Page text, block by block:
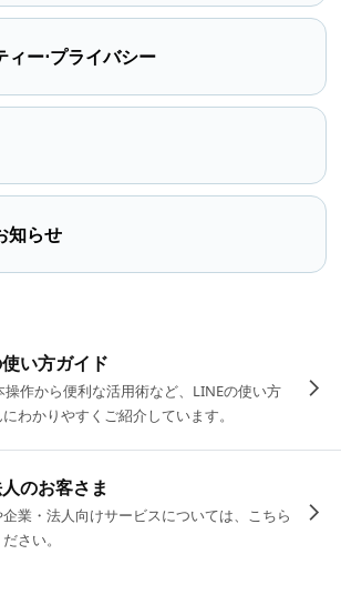
ィー⋅プライバシー
知らせ
い方ガイド
操作から便利な活用術など、LINEの使い方
わかりやすくご紹介しています。
のお客さま
業・法人向けサービスについては、こちら
さい。